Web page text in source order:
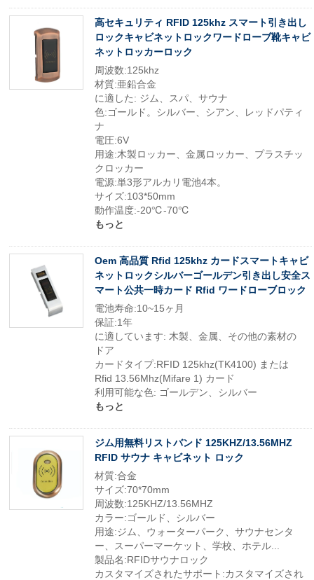
高セキュリティ RFID 125khz スマート引き出し
ロックキャビネットロックワードローブ靴キャビ
ネットロッカーロック
周波数:125khz
材質:亜鉛合金
に適した: ジム、スパ、サウナ
色:ゴールド。シルバー、シアン、レッドパティ
ナ
電圧:6V
用途:木製ロッカー、金属ロッカー、プラスチッ
クロッカー
電源:単3形アルカリ電池4本。
サイズ:103*50mm
動作温度:-20℃-70℃
もっと
Oem 高品質 Rfid 125khz カードスマートキャビ
ネットロックシルバーゴールデン引き出し安全ス
マート公共一時カード Rfid ワードローブロック
電池寿命:10~15ヶ月
保証:1年
に適しています: 木製、金属、その他の素材の
ドア
カードタイプ:RFID 125khz(TK4100) または
Rfid 13.56Mhz(Mifare 1) カード
利用可能な色: ゴールデン、シルバー
もっと
ジム用無料リストバンド 125KHZ/13.56MHZ
RFID サウナ キャビネット ロック
材質:合金
サイズ:70*70mm
周波数:125KHZ/13.56MHZ
カラー:ゴールド、シルバー
用途:ジム、ウォーターパーク、サウナセンタ
ー、スーパーマーケット、学校、ホテル...
製品名:RFIDサウナロック
カスタマイズされたサポート:カスタマイズされ